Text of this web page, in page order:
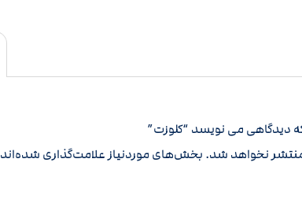
دیدگاهی می نویسد “کلوزت”
نخواهد شد. بخش‌های موردنیاز علامت‌گذاری شده‌اند